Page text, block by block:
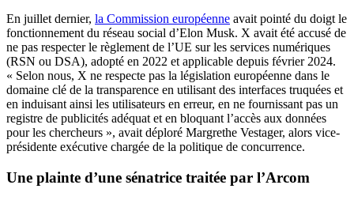
En juillet dernier, la Commission européenne avait pointé du doigt le
fonctionnement du réseau social d’Elon Musk. X avait été accusé de
ne pas respecter le règlement de l’UE sur les services numériques
(RSN ou DSA), adopté en 2022 et applicable depuis février 2024.
« Selon nous, X ne respecte pas la législation européenne dans le
domaine clé de la transparence en utilisant des interfaces truquées et
en induisant ainsi les utilisateurs en erreur, en ne fournissant pas un
registre de publicités adéquat et en bloquant l’accès aux données
pour les chercheurs », avait déploré Margrethe Vestager, alors vice-
présidente exécutive chargée de la politique de concurrence.
Une plainte d’une sénatrice traitée par l’Arcom